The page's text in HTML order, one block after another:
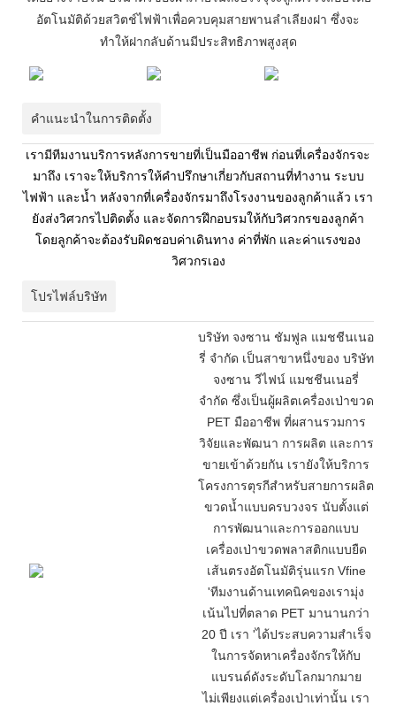
อัตโนมัติด้วยสวิตช์ไฟฟ้าเพื่อควบคุมสายพานลำเลียงฝา ซึ่งจะ
ทำให้ฝากลับด้านมีประสิทธิภาพสูงสุด
คำแนะนำในการติดตั้ง
เรามีทีมงานบริการหลังการขายที่เป็นมืออาชีพ ก่อนที่เครื่องจักรจะ
มาถึง เราจะให้บริการให้คำปรึกษาเกี่ยวกับสถานที่ทำงาน ระบบ
ไฟฟ้า และน้ำ หลังจากที่เครื่องจักรมาถึงโรงงานของลูกค้าแล้ว เรา
ยังส่งวิศวกรไปติดตั้ง และจัดการฝึกอบรมให้กับวิศวกรของลูกค้า
โดยลูกค้าจะต้องรับผิดชอบค่าเดินทาง ค่าที่พัก และค่าแรงของ
วิศวกรเอง
โปรไฟล์บริษัท
บริษัท จงซาน ชัมฟูล แมชชีนเนอ
รี่ จำกัด เป็นสาขาหนึ่งของ บริษัท
จงซาน วีไฟน์ แมชชีนเนอรี่
จำกัด ซึ่งเป็นผู้ผลิตเครื่องเป่าขวด
PET มืออาชีพ ที่ผสานรวมการ
วิจัยและพัฒนา การผลิต และการ
ขายเข้าด้วยกัน เรายังให้บริการ
โครงการตุรกีสำหรับสายการผลิต
ขวดน้ำแบบครบวงจร นับตั้งแต่
การพัฒนาและการออกแบบ
เครื่องเป่าขวดพลาสติกแบบยืด
เส้นตรงอัตโนมัติรุ่นแรก Vfine
'ทีมงานด้านเทคนิคของเรามุ่ง
เน้นไปที่ตลาด PET มานานกว่า
20 ปี เรา 'ได้ประสบความสำเร็จ
ในการจัดหาเครื่องจักรให้กับ
แบรนด์ดังระดับโลกมากมาย
ไม่เพียงแต่เครื่องเป่าเท่านั้น เรา